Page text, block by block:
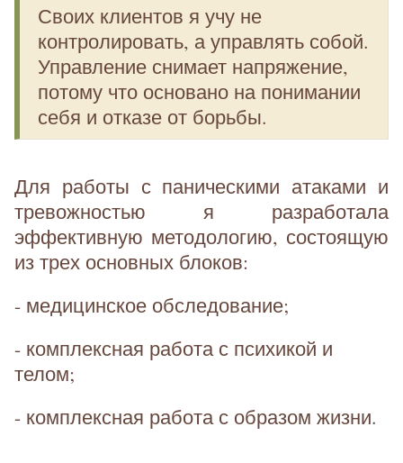
Своих клиентов я учу не
контролировать, а управлять собой.
Управление снимает напряжение,
потому что основано на понимании
себя и отказе от борьбы.
Для работы с паническими атаками и
тревожностью я разработала
эффективную методологию, состоящую
из трех основных блоков:
- медицинское обследование;
- комплексная работа с психикой и
телом;
- комплексная работа с образом жизни.